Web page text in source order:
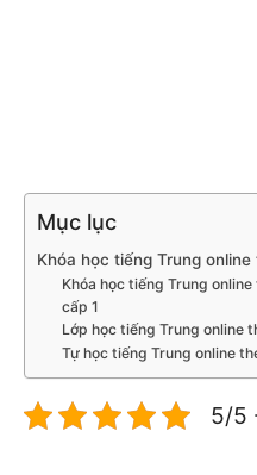
Mục lục
Khóa học tiếng Trung
Khóa học tiếng Trung
cấp 1
Lớp học tiếng Trung online
Tự học tiếng Trung online
5/5